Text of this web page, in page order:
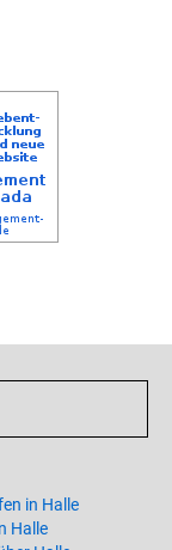
in Halle
Halle